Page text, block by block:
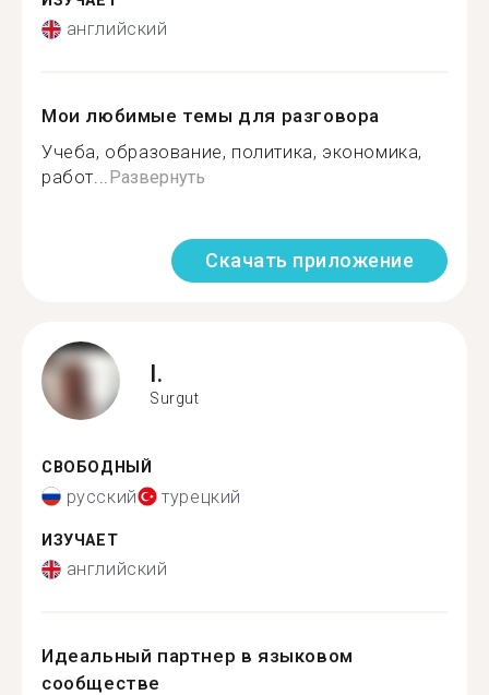
английский
Мои любимые темы для разговора
Учеба, образование, политика, экономика,
работ...Развернуть
Скачать приложение
I.
Surgut
СВОБОДНЫЙ
русский турецкий
ИЗУЧАЕТ
английский
Идеальный партнер в языковом
сообществе